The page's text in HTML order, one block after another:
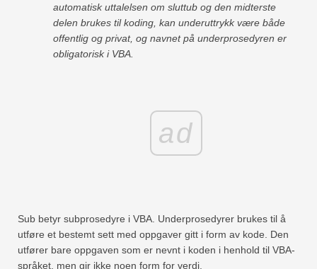
automatisk uttalelsen om sluttub og den midterste
delen brukes til koding, kan underuttrykk være både
offentlig og privat, og navnet på underprosedyren er
obligatorisk i VBA.
ad
Sub betyr subprosedyre i VBA. Underprosedyrer brukes til å
utføre et bestemt sett med oppgaver gitt i form av kode. Den
utfører bare oppgaven som er nevnt i koden i henhold til VBA-
språket, men gir ikke noen form for verdi.